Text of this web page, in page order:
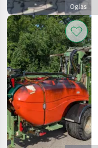
Oglas